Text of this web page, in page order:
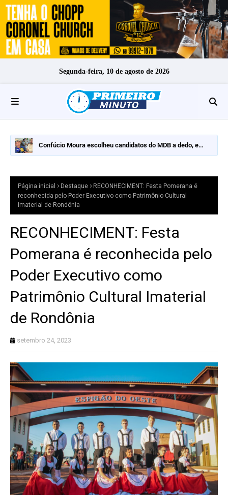
Segunda-feira, 10 de agosto de 2026
Confúcio Moura escolheu candidatos do MDB a dedo, e
Página inicial Destaque
RECONHECIMENT: Festa Pomerana é
reconhecida pelo Poder Executivo como Patrimônio Cultural
Imaterial de Rondônia
RECONHECIMENT: Festa
Pomerana é reconhecida pelo
Poder Executivo como
Patrimônio Cultural Imaterial
de Rondônia
setembro 24, 2023